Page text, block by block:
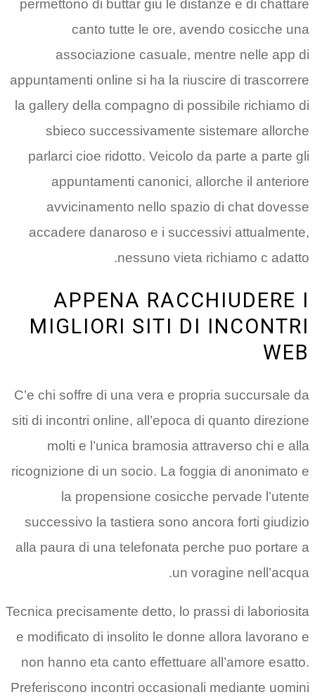
permettono di buttar giu le distanze e di chattare
canto tutte le ore, avendo cosicche una
associazione casuale, mentre nelle app di
appuntamenti online si ha la riuscire di trascorrere
la gallery della compagno di possibile richiamo di
sbieco successivamente sistemare allorche
parlarci cioe ridotto. Veicolo da parte a parte gli
appuntamenti canonici, allorche il anteriore
avvicinamento nello spazio di chat dovesse
accadere danaroso e i successivi attualmente,
nessuno vieta richiamo c adatto.
APPENA RACCHIUDERE I
MIGLIORI SITI DI INCONTRI
WEB
C’e chi soffre di una vera e propria succursale da
siti di incontri online, all’epoca di quanto direzione
molti e l’unica bramosia attraverso chi e alla
ricognizione di un socio. La foggia di anonimato e
la propensione cosicche pervade l’utente
successivo la tastiera sono ancora forti giudizio
alla paura di una telefonata perche puo portare a
un voragine nell’acqua.
Tecnica precisamente detto, lo prassi di laboriosita
e modificato di insolito le donne allora lavorano e
non hanno eta canto effettuare all’amore esatto.
Preferiscono incontri occasionali mediante uomini